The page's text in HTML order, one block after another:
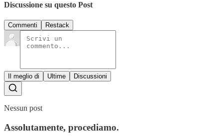
Discussione su questo Post
Commenti Restack
Il meglio di Ultime Discussioni
Nessun post
Assolutamente, procediamo.